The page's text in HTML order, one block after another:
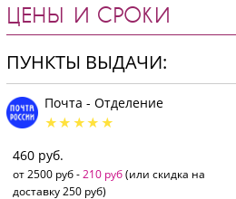
ЦЕНЫ И СРОКИ
ПУНКТЫ ВЫДАЧИ:
Почта - Отделение
460 руб.
от 2500 руб - 210 руб(или скидка на
доставку 250 руб)